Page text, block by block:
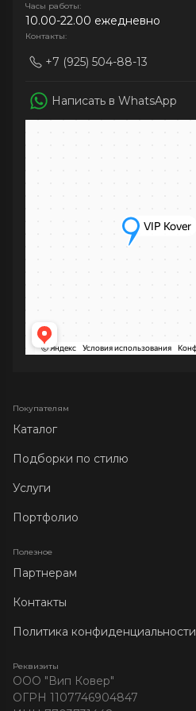
Часы работы:
10.00-22.00 ежедневно
Контакты:
+7 (925) 504-88-13
Написать в WhatsApp
Покупателям
Каталог
Подборки по стилю
Услуги
Портфолио
Полезное
Партнерам
Контакты
Политика конфиденциальности
Реквизиты
ООО "Вип Ковер"
ОГРН 1107746904847